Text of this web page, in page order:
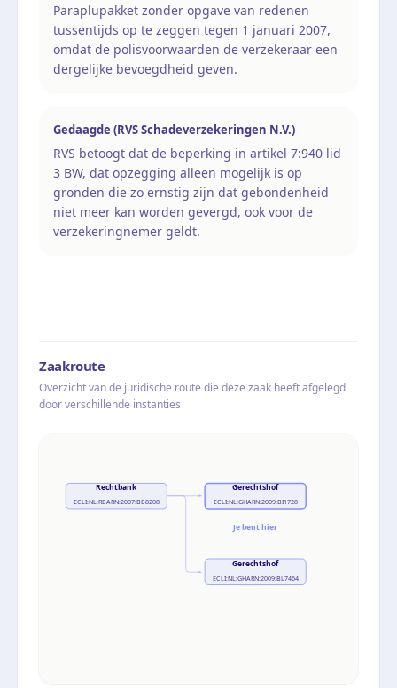
Paraplupakket zonder opgave van redenen
tussentijds op te zeggen tegen 1 januari 2007,
omdat de polisvoorwaarden de verzekeraar een
dergelijke bevoegdheid geven.
Gedaagde (RVS Schadeverzekeringen N.V.)
RVS betoogt dat de beperking in artikel 7:940 lid
3 BW, dat opzegging alleen mogelijk is op
gronden die zo ernstig zijn dat gebondenheid
niet meer kan worden gevergd, ook voor de
verzekeringnemer geldt.
Zaakroute
Overzicht van de juridische route die deze zaak heeft afgelegd
door verschillende instanties
Rechtbank
ECLI:NL:RBARN:2007:BB8208
Gerechtshof
ECLI:NL:GHARN:2009:BI1728
Je bent hier
Gerechtshof
ECLI:NL:GHARN:2009:BL7464